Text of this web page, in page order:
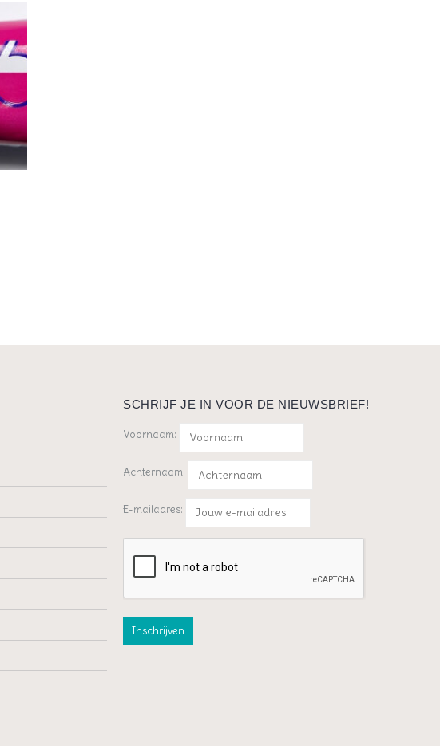
SCHRIJF JE IN VOOR DE NIEUWSBRIEF!
Voornaam:
Achternaam:
E-mailadres: